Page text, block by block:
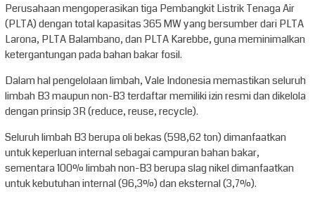
Perusahaan mengoperasikan tiga Pembangkit Listrik Tenaga Air
(PLTA) dengan total kapasitas 365 MW yang bersumber dari PLTA
Larona, PLTA Balambano, dan PLTA Karebbe, guna meminimalkan
ketergantungan pada bahan bakar fosil.
Dalam hal pengelolaan limbah, Vale Indonesia memastikan seluruh
limbah B3 maupun non-B3 terdaftar memiliki izin resmi dan dikelola
dengan prinsip 3R (reduce, reuse, recycle).
Seluruh limbah B3 berupa oli bekas (598,62 ton) dimanfaatkan
untuk keperluan internal sebagai campuran bahan bakar,
sementara 100% limbah non-B3 berupa slag nikel dimanfaatkan
untuk kebutuhan internal (96,3%) dan eksternal (3,7%).